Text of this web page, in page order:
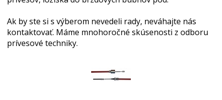
Ak by ste si s výberom nevedeli rady, neváhajte nás
kontaktovať. Máme mnohoročné skúsenosti z odboru
prívesové techniky.